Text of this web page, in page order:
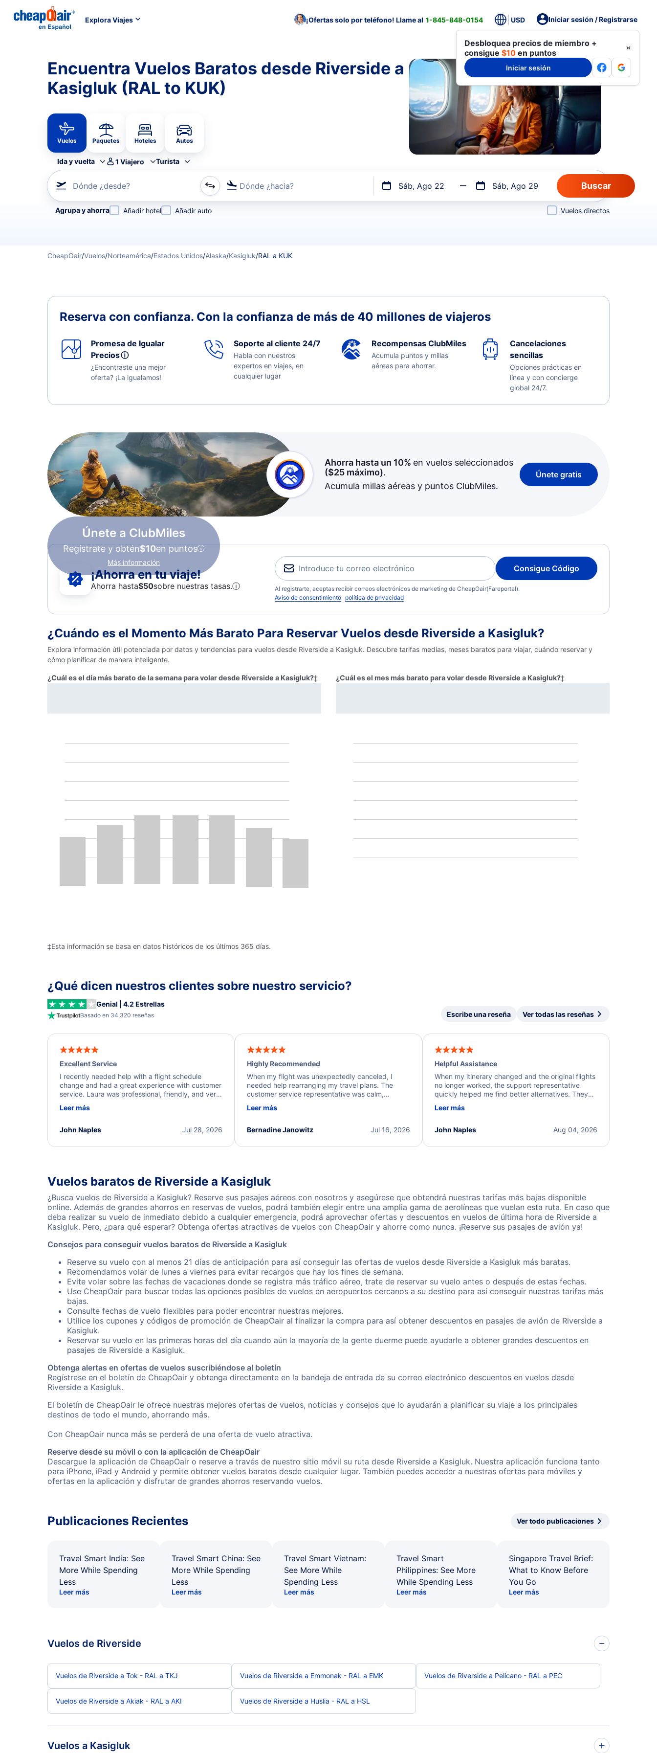
Explora Viajes ¡Ofertas solo por teléfono! Llame al 1-845-848-0154 USD Iniciar sesión / Registrarse
Desbloquea precios de miembro +
consigue $10 en puntos
Iniciar sesión
Encuentra Vuelos Baratos desde Riverside a
Kasigluk (RAL to KUK)
Vuelos Paquetes Hoteles Autos
Ida y vuelta 1 Viajero Turista
Dónde ¿desde? Dónde ¿hacia? Sáb, Ago 22 Sáb, Ago 29
Refina tu búsqueda por aerolínea, por ciudad o aeropuerto o por vuelos directos
Agrupa y ahorra Añadir hotel Añadir auto Vuelos directos
CheapOair/Vuelos/Norteamérica/Estados Unidos/Alaska/Kasigluk/RAL a KUK
Reserva con confianza. Con la confianza de más de 40 millones de viajeros
Promesa de Igualar
Preciosⓘ
¿Encontraste una mejor
oferta? ¡La igualamos!
Soporte al cliente 24/7
Habla con nuestros
expertos en viajes, en
cualquier lugar
Recompensas ClubMiles
Acumula puntos y millas
aéreas para ahorrar.
Cancelaciones
sencillas
Opciones prácticas en
línea y con concierge
global 24/7.
Únete a ClubMiles
Regístrate y obtén$10en puntos
Más información
Ahorra hasta un 10% en vuelos seleccionados
($25máximo).
Acumula millas aéreas y puntos ClubMiles.
Únete gratis
¡Ahorra en tu viaje!
Ahorra hasta$50sobre nuestras tasas.ⓘ
Consigue Código
Al registrarte, aceptas recibir correos electrónicos de marketing de CheapOair(Fareportal).
Aviso de consentimiento política de privacidad
¿Cuándo es el Momento Más Barato Para Reservar Vuelos desde Riverside a Kasigluk?
Explora información útil potenciada por datos y tendencias para vuelos desde Riverside a Kasigluk. Descubre tarifas medias, meses baratos para viajar, cuándo reservar y
cómo planificar de manera inteligente.
¿Cuál es el día más barato de la semana para volar desde Riverside a Kasigluk?‡ ¿Cuál es el mes más barato para volar desde Riverside a Kasigluk?‡
‡Esta información se basa en datos históricos de los últimos 365 días.
¿Qué dicen nuestros clientes sobre nuestro servicio?
Genial | 4.2 Estrellas
Basado en 34,320 reseñas Escribe una reseña Ver todas las reseñas
Excellent Service
I recently needed help with a flight schedule
change and had a great experience with customer
service. Laura was professional, friendly, and very
a solution and kept me informed of the next steps.
Leer más
Jul 28, 2026
John Naples
Highly Recommended
When my flight was unexpectedly canceled, I
needed help rearranging my travel plans. The
customer service representative was calm,
process. They quickly found alternative flight
I truly appreciate the excellent support and
Leer más
Jul 16, 2026
Bernadine Janowitz
Helpful Assistance
When my itinerary changed and the original flights
no longer worked, the support representative
quickly helped me find better alternatives. They
beyond to resolve the issue. I'm grateful for the
Leer más
Aug 04, 2026
John Naples
Vuelos baratos de Riverside a Kasigluk
¿Busca vuelos de Riverside a Kasigluk? Reserve sus pasajes aéreos con nosotros y asegúrese que obtendrá nuestras tarifas más bajas disponible
online. Además de grandes ahorros en reservas de vuelos, podrá también elegir entre una amplia gama de aerolíneas que vuelan esta ruta. En caso que
deba realizar su vuelo de inmediato debido a cualquier emergencia, podrá aprovechar ofertas y descuentos en vuelos de última hora de Riverside a
Kasigluk. Pero, ¿para qué esperar? Obtenga ofertas atractivas de vuelos con CheapOair y ahorre como nunca. ¡Reserve sus pasajes de avión ya!
Consejos para conseguir vuelos baratos de Riverside a Kasigluk
Reserve su vuelo con al menos 21 días de anticipación para así conseguir las ofertas de vuelos desde Riverside a Kasigluk más baratas.
Recomendamos volar de lunes a viernes para evitar recargos que hay los fines de semana.
Evite volar sobre las fechas de vacaciones donde se registra más tráfico aéreo, trate de reservar su vuelo antes o después de estas fechas.
Use CheapOair para buscar todas las opciones posibles de vuelos en aeropuertos cercanos a su destino para así conseguir nuestras tarifas más
bajas.
Consulte fechas de vuelo flexibles para poder encontrar nuestras mejores.
Utilice los cupones y códigos de promoción de CheapOair al finalizar la compra para así obtener descuentos en pasajes de avión de Riverside a
Kasigluk.
Reservar su vuelo en las primeras horas del día cuando aún la mayoría de la gente duerme puede ayudarle a obtener grandes descuentos en
pasajes de Riverside a Kasigluk.
Obtenga alertas en ofertas de vuelos suscribiéndose al boletín
Regístrese en el boletín de CheapOair y obtenga directamente en la bandeja de entrada de su correo electrónico descuentos en vuelos desde
Riverside a Kasigluk.
El boletín de CheapOair le ofrece nuestras mejores ofertas de vuelos, noticias y consejos que lo ayudarán a planificar su viaje a los principales
destinos de todo el mundo, ahorrando más.
Con CheapOair nunca más se perderá de una oferta de vuelo atractiva.
Reserve desde su móvil o con la aplicación de CheapOair
Descargue la aplicación de CheapOair o reserve a través de nuestro sitio móvil su ruta desde Riverside a Kasigluk. Nuestra aplicación funciona tanto
para iPhone, iPad y Android y permite obtener vuelos baratos desde cualquier lugar. También puedes acceder a nuestras ofertas para móviles y
ofertas en la aplicación y disfrutar de grandes ahorros reservando vuelos.
Publicaciones Recientes Ver todo publicaciones
Travel Smart India: See
More While Spending
Less
Leer más
Travel Smart China: See
More While Spending
Less
Leer más
Travel Smart Vietnam:
See More While
Spending Less
Leer más
Travel Smart
Philippines: See More
While Spending Less
Leer más
Singapore Travel Brief:
What to Know Before
You Go
Leer más
Vuelos de Riverside
Vuelos de Riverside a Tok - RAL a TKJ Vuelos de Riverside a Emmonak - RAL a EMK Vuelos de Riverside a Pelícano - RAL a PEC
Vuelos de Riverside a Akiak - RAL a AKI Vuelos de Riverside a Huslia - RAL a HSL
Vuelos a Kasigluk